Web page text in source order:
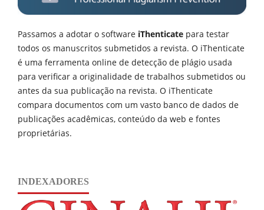
Passamos a adotar o software iThenticate para testar
todos os manuscritos submetidos a revista. O iThenticate
é uma ferramenta online de detecção de plágio usada
para verificar a originalidade de trabalhos submetidos ou
antes da sua publicação na revista. O iThenticate
compara documentos com um vasto banco de dados de
publicações acadêmicas, conteúdo da web e fontes
proprietárias.
INDEXADORES